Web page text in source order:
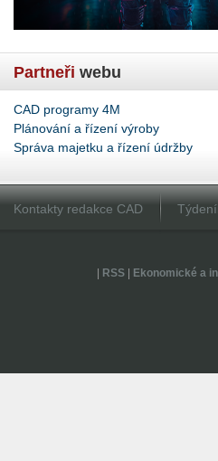
Partneři webu
CAD programy 4M
Plánování a řízení výroby
Správa majetku a řízení údržby
Kontakty redakce CAD
RSS| Ekonomické a